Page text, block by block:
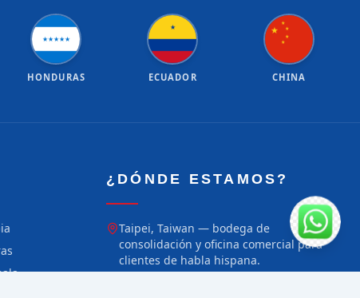
★★★★★
HONDURAS
★
ECUADOR
★
★
★
★
★
CHINA
¿DÓNDE ESTAMOS?
Taipei, Taiwan — bodega de
consolidación y oficina comercial para
clientes de habla hispana.